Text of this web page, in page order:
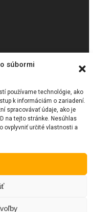
súbormi
používame technológie, ako
k informáciám o zariadení.
spracovávať údaje, ako je
na tejto stránke. Nesúhlas
ovplyvniť určité vlastnosti a
Reserved by SKT Themes